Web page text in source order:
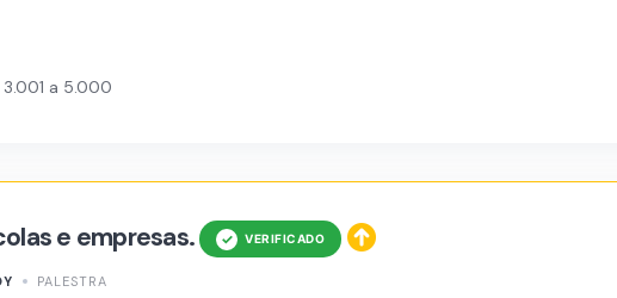
a 5.000
e empresas.
PALESTRA